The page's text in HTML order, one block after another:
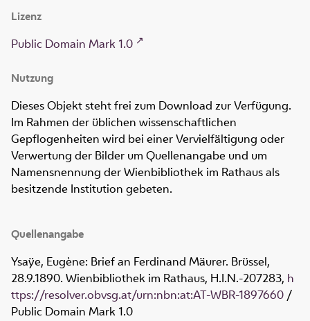
Lizenz
Public Domain Mark 1.0
Nutzung
Dieses Objekt steht frei zum Download zur Verfügung.
Im Rahmen der üblichen wissenschaftlichen
Gepflogenheiten wird bei einer Vervielfältigung oder
Verwertung der Bilder um Quellenangabe und um
Namensnennung der Wienbibliothek im Rathaus als
besitzende Institution gebeten.
Quellenangabe
Ysaÿe, Eugène: Brief an Ferdinand Mäurer. Brüssel,
28.9.1890. Wienbibliothek im Rathaus, H.I.N.-207283, h
ttps://resolver.obvsg.at/urn:nbn:at:AT-WBR-1897660 /
Public Domain Mark 1.0